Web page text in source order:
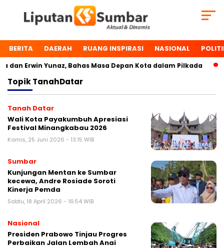
BERITA DAERAH RUANG INSPIRASI NASIONAL
Erwin Yunaz, Bahas Masa Depan Kota dalam Pilkada
TopikTanahDatar
Tanah Datar
Wali Kota Payakumbuh Apresiasi
Festival Minangkabau 2026
Kamis, 25 Juni 2026 - 13:15 WIB
Sumbar
Kunjungan Mentan ke Sumbar
kecewa, Andre Rosiade Soroti
Kinerja Pemda
Sabtu, 18 April 2026 - 16:54 WIB
Nasional
Presiden Prabowo Tinjau Progres
Perbaikan Jalan Lembah Anai